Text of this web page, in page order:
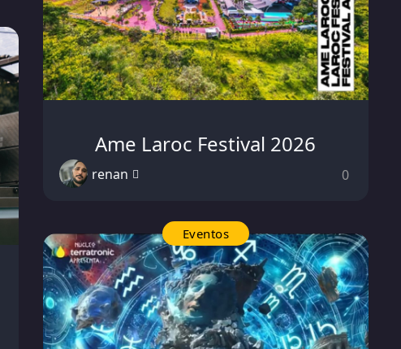
Ame Laroc Festival 2026
renan 0
Eventos